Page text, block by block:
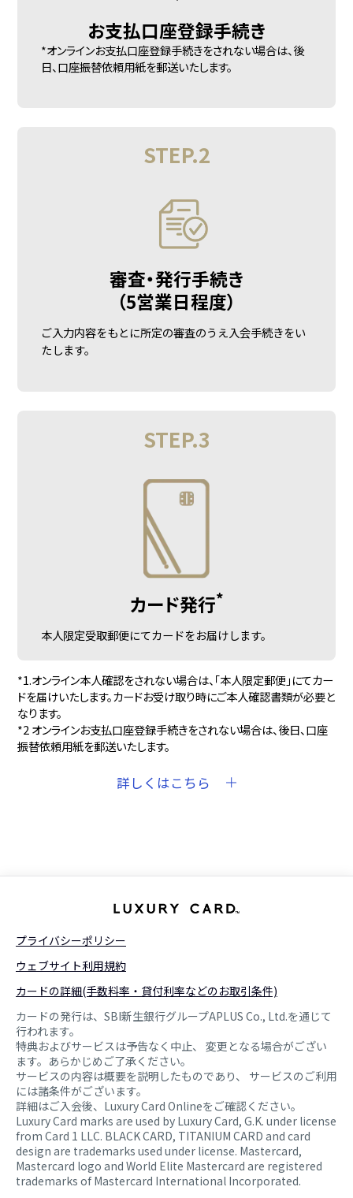
お支払口座登録手続き
*オンラインお支払口座登録手続きをされない場合は、後
日、口座振替依頼用紙を郵送いたします。
STEP.2
審査・発行手続き
（5営業日程度）
ご入力内容をもとに所定の審査のうえ入会手続きをい
たします。
STEP.3
カード発行*
本人限定受取郵便にてカードをお届けします。
*1.オンライン本人確認をされない場合は、「本人限定郵便」にてカー
ドを届けいたします。カードお受け取り時にご本人確認書類が必要と
なります。
*2 オンラインお支払口座登録手続きをされない場合は、後日、口座
振替依頼用紙を郵送いたします。
詳しくはこちら
プライバシーポリシー
ウェブサイト利用規約
カードの詳細(手数料率・貸付利率などのお取引条件)
カードの発行は、SBI新生銀行グループAPLUS Co., Ltd.を通じて
行われます。
特典およびサービスは予告なく中止、 変更となる場合がござい
ます。あらかじめご了承ください。
サービスの内容は概要を説明したものであり、 サービスのご利用
には諸条件がございます。
詳細はご入会後、Luxury Card Onlineをご確認ください。
Luxury Card marks are used by Luxury Card, G.K. under license
from Card 1 LLC. BLACK CARD, TITANIUM CARD and card
design are trademarks used under license. Mastercard,
Mastercard logo and World Elite Mastercard are registered
trademarks of Mastercard International Incorporated.